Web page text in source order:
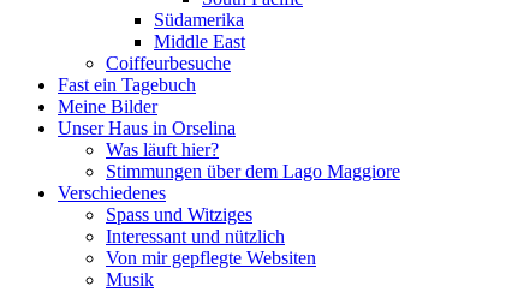
Südamerika
Middle East
Coiffeurbesuche
Fast ein Tagebuch
Meine Bilder
Unser Haus in Orselina
Was läuft hier?
Stimmungen über dem Lago Maggiore
Verschiedenes
Spass und Witziges
Interessant und nützlich
Von mir gepflegte Websiten
Musik